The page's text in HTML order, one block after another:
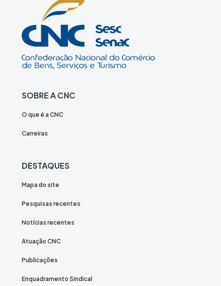
SOBRE A CNC
O que é a CNC
Carreiras
DESTAQUES
Mapa do site
Pesquisas recentes
Notícias recentes
Atuação CNC
Publicações
Enquadramento Sindical